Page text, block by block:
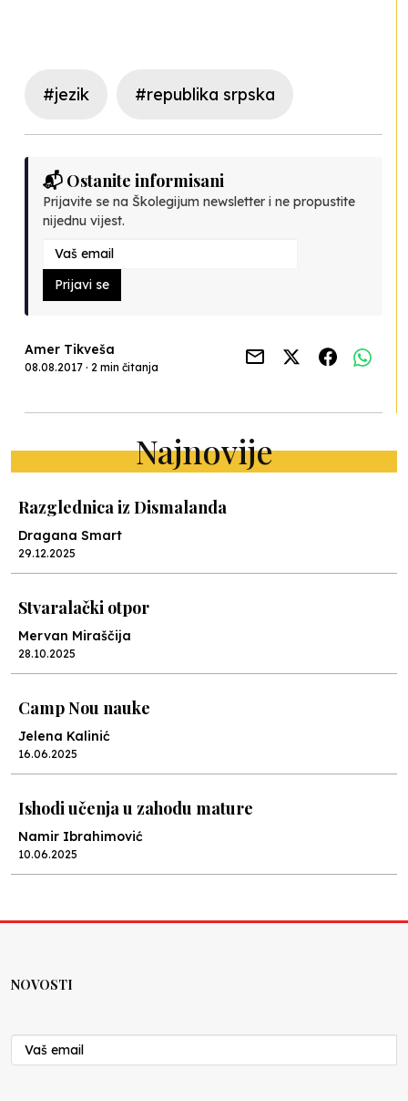
#jezik #republika srpska
📬 Ostanite informisani
Prijavite se na Školegijum newsletter i ne propustite
nijednu vijest.
Prijavi se
Amer Tikveša
08.08.2017 · 2 min čitanja
Najnovije
Razglednica iz Dismalanda
Dragana Smart
29.12.2025
Stvaralački otpor
Mervan Miraščija
28.10.2025
Camp Nou nauke
Jelena Kalinić
16.06.2025
Ishodi učenja u zahodu mature
Namir Ibrahimović
10.06.2025
Nenad Veličković
29.10.2024
NOVOSTI